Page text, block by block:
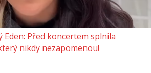
Eden: Před koncertem splnila
nikdy nezapomenou!